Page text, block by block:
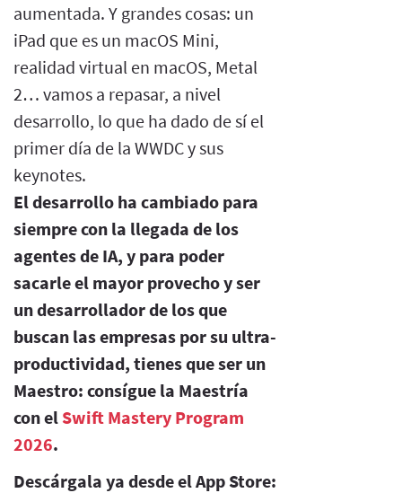
aumentada. Y grandes cosas: un
iPad que es un macOS Mini,
realidad virtual en macOS, Metal
2… vamos a repasar, a nivel
desarrollo, lo que ha dado de sí el
primer día de la WWDC y sus
keynotes.
El desarrollo ha cambiado para
siempre con la llegada de los
agentes de IA, y para poder
sacarle el mayor provecho y ser
un desarrollador de los que
buscan las empresas por su ultra-
productividad, tienes que ser un
Maestro: consígue la Maestría
con el Swift Mastery Program
2026.
Descárgala ya desde el App Store: